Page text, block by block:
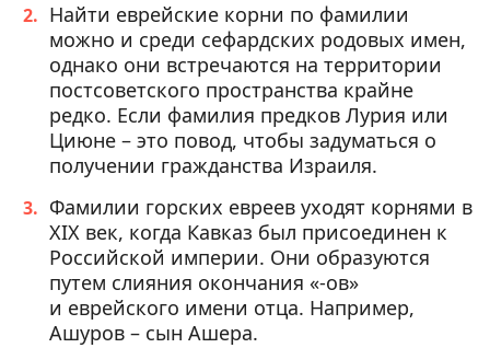
Найти еврейские корни по фамилии
можно и среди сефардских родовых имен,
однако они встречаются на территории
постсоветского пространства крайне
редко. Если фамилия предков Лурия или
Циюне – это повод, чтобы задуматься о
получении гражданства Израиля.
Фамилии горских евреев уходят корнями в
XIX век, когда Кавказ был присоединен к
Российской империи. Они образуются
путем слияния окончания «-ов»
и еврейского имени отца. Например,
Ашуров – сын Ашера.